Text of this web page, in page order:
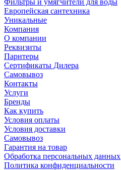
Фильтры и умягчители для воды
Европейская сантехника
Уникальные
Компания
О компании
Реквизиты
Парнтеры
Сертификаты Дилера
Самовывоз
Контакты
Услуги
Бренды
Как купить
Условия оплаты
Условия доставки
Самовывоз
Гарантия на товар
Обработка персональных данных
Политика конфиденциальности